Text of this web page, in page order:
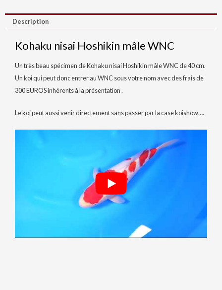
Description
Kohaku nisai Hoshikin mâle WNC
Un très beau spécimen de Kohaku nisai Hoshikin mâle WNC de 40 cm.
Un koi qui peut donc entrer au WNC sous votre nom avec des frais de
300 EUROS inhérents à la présentation .
Le koi peut aussi venir directement sans passer par la case koishow….